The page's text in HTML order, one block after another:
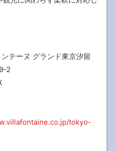
テーヌ グランド東京汐留
2
tokyo-